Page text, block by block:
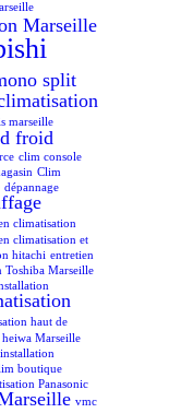
Marseille
split
marseille
froid
clim console
Clim
dépannage
climatisation
climatisation et
hitachi entretien
Toshiba Marseille
haut de
Marseille
installation
boutique
Panasonic
vmc